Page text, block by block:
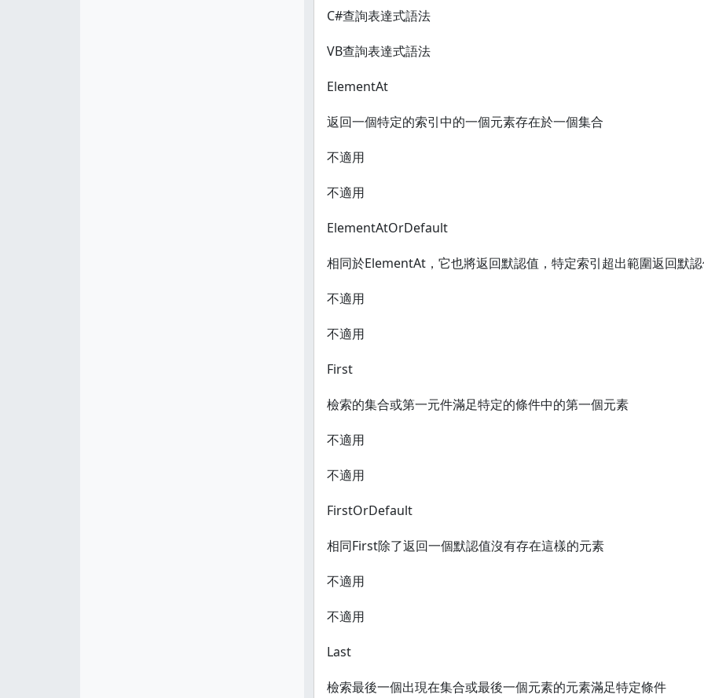
C#查詢表達式語法
VB查詢表達式語法
ElementAt
返回一個特定的索引中的一個元素存在於一個集合
不適用
不適用
ElementAtOrDefault
相同於ElementAt，它也將返回默認值，特定索引超出範圍返回默
不適用
不適用
First
檢索的集合或第一元件滿足特定的條件中的第一個元素
不適用
不適用
FirstOrDefault
相同First除了返回一個默認值沒有存在這樣的元素
不適用
不適用
Last
檢索最後一個出現在集合或最後一個元素的元素滿足特定條件